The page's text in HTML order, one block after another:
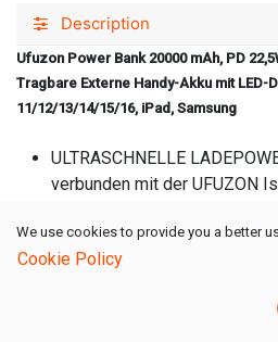
Description
Ufuzon Power Bank 20000 mAh, PD
Tragbare Externe Handy-Akku mit LED-
11/12/13/14/15/16, iPad, Samsung
ULTRASCHNELLE
verbunden mit der UFUZON
sie dein iPhone, Samsung
Mal auf. Lade drei Geräte
den Batteriestatus über das
Eingang ermöglicht
We use cookies to provide you a better
Cookie Policy